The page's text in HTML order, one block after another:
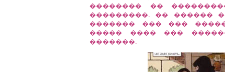
�������� ��
���������. �� ������
������� ��� ���
����� ���� ���
�������.